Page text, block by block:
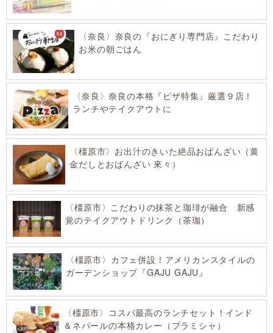
〈奈良〉奈良の『おにぎり専門店』こだわり
お米の朝ごはん
〈奈良〉奈良の本格『ピザ特集』厳選９店！
ランチやテイクアウトに
〈橿原市〉お出汁のきいた絶品おばんざい（黄
金だしとおばんざい 來々）
〈橿原市〉こだわりの抹茶と珈琲が融合 新感
覚のテイクアウトドリンク（茶珈）
〈橿原市〉カフェ併設！アメリカンスタイルの
ガーデンショップ『GAJU GAJU』
〈橿原市〉コスパ最高のランチセット！インド
＆ネパールの本格カレー（プラミシャ）